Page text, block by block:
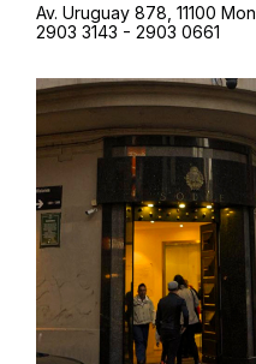
Av. Uruguay 878, 11100
2903 3143 - 2903 0661